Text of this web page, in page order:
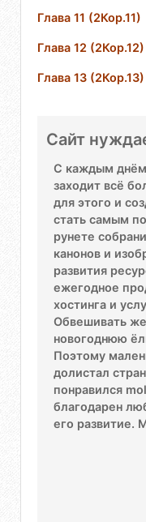
Глава 11 (2Кор.11)
Глава 12 (2Кор.12)
Глава 13 (2Кор.13)
Сайт
С каждым днём
заходит всё
для этого и
стать самым
рунете
канонов и
развития
ежегодное
хостинга и
Обвешивать
новогоднюю
Поэтому
долистал
понравился
благодарен
его развитие.